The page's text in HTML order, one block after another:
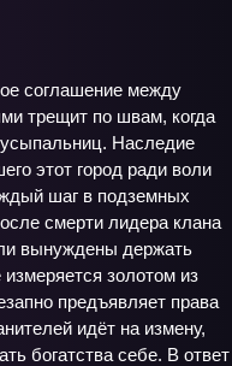
соглашение между
трещит по швам, когда
Наследие
этот город ради воли
шаг в подземных
смерти лидера клана
вынуждены держать
золотом из
предъявляет права
идёт на измену,
богатства себе. В ответ